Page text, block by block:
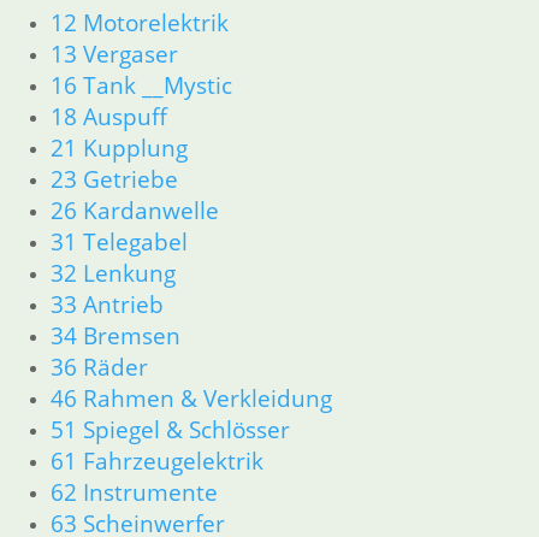
12 Motorelektrik
13 Vergaser
16 Tank __Mystic
18 Auspuff
21 Kupplung
23 Getriebe
26 Kardanwelle
31 Telegabel
32 Lenkung
33 Antrieb
34 Bremsen
36 Räder
46 Rahmen & Verkleidung
51 Spiegel & Schlösser
61 Fahrzeugelektrik
62 Instrumente
63 Scheinwerfer
16 Tank __Mystic
18 Auspuff
21 Kupplung
23 Getriebe
26 Kardanwelle
31 Telegabel
32 Lenkung
33 Antrieb
34 Bremsen
36 Räder
46 Rahmen & Verkleidung
51 Spiegel & Schlösser
61 Fahrzeugelektrik
62 Instrumente
63 Scheinwerfer
52 Sitzbank